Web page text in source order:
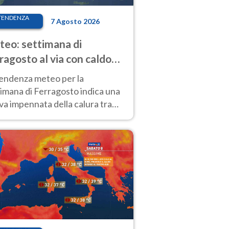
7 Agosto 2026
settimana di
al via con caldo
e qualche temporale
meteo per la
di Ferragosto indica una
impennata della calura tra
al Nord.